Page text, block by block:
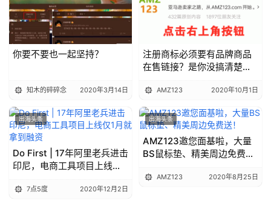
你要不要也一起坚持？
知木的碎碎念 2020年3月14日
注册商标必须要有品牌商品
在售链接？是你没搞清楚规
AMZ123 2020年10月1日
出海头条
Do First | 17年阿里老兵进击
印尼，电商工具项目上线仅1
7点5度 2020年12月2日
出海头条
AMZ123邀您面基啦，大量
BS鼠标垫、精美周边免费
AMZ123 2020年8月25日